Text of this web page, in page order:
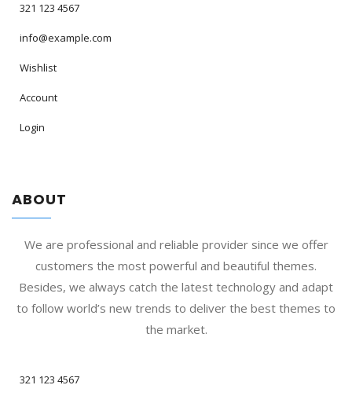
321 123 4567
info@example.com
Wishlist
Account
Login
ABOUT
We are professional and reliable provider since we offer
customers the most powerful and beautiful themes.
Besides, we always catch the latest technology and adapt
to follow world’s new trends to deliver the best themes to
the market.
321 123 4567